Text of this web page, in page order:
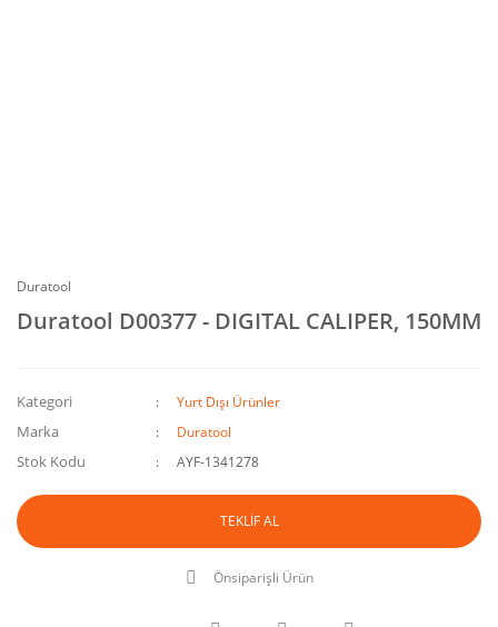
Duratool
Duratool D00377 - DIGITAL CALIPER, 150MM
Kategori Yurt Dışı Ürünler
Marka Duratool
Stok Kodu AYF-1341278
TEKLİF AL
Önsiparişli Ürün